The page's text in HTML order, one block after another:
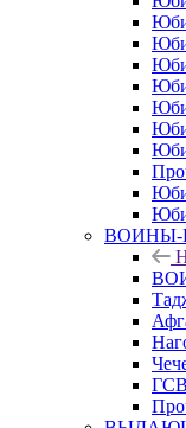
ВОИНЫ-